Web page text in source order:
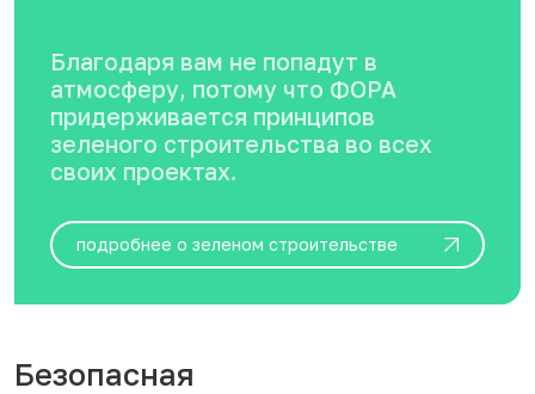
Благодаря вам не попадут в
атмосферу, потому что ФОРА
придерживается принципов
зеленого строительства во всех
своих проектах.
подробнее о зеленом строительстве
Безопасная